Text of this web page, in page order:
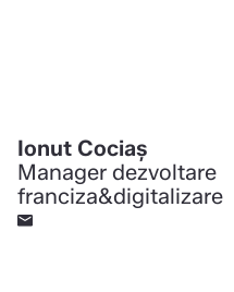
Ionut Cociaș
Manager dezvoltare
franciza&digitalizare